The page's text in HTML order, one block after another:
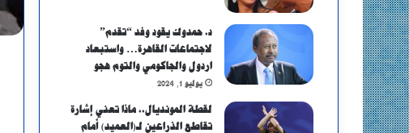
د. حمدوك يقود وفد “تقدم”
لاجتماعات القاهرة… واستبعاد
اردول والجاكومي والتوم هجو
يوليو 1, 2024
لقطة المونديال.. ماذا تعني إشارة
تقاطع الذراعين لـ(العميد) أمام